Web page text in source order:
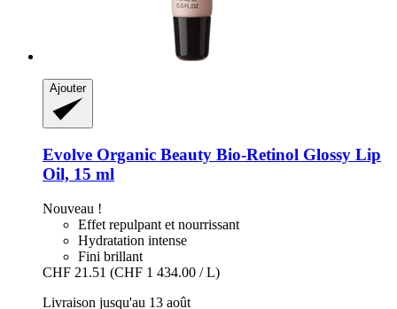
Ajouter
Evolve Organic Beauty Bio-​Retinol Glossy Lip
Oil, 15 ml
Nouveau !
Effet repulpant et nourrissant
Hydratation intense
Fini brillant
CHF 21.51 (CHF 1 434.00 / L)
Livraison jusqu'au 13 août